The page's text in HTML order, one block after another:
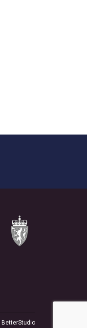
BetterStudio